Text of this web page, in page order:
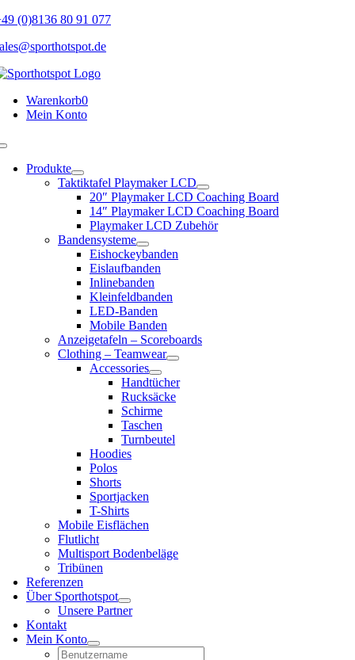
Skip
content
(0)8136 80 91 077
Warenkorb0
Mein Konto
Toggle
NavigationProdukte
Taktiktafel Playmaker LCD
20″ Playmaker LCD Coaching Board
14″ Playmaker LCD Coaching Board
Playmaker LCD Zubehör
Bandensysteme
Eishockeybanden
Eislaufbanden
Inlinebanden
Kleinfeldbanden
LED-Banden
Mobile Banden
Anzeigetafeln – Scoreboards
Clothing – Teamwear
Accessories
Handtücher
Rucksäcke
Schirme
Taschen
Turnbeutel
Hoodies
Polos
Shorts
Sportjacken
T-Shirts
Mobile Eisflächen
Flutlicht
Multisport Bodenbeläge
Tribünen
Referenzen
Über Sporthotspot
Unsere Partner
Kontakt
Mein Konto
Username: